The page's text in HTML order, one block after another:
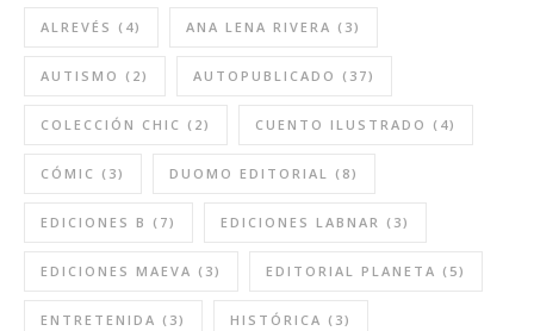
ALREVÉS (4) ANA LENA RIVERA (3)
AUTISMO (2) AUTOPUBLICADO (37)
COLECCIÓN CHIC (2) CUENTO ILUSTRADO (4)
CÓMIC (3) DUOMO EDITORIAL (8)
EDICIONES B (7) EDICIONES LABNAR (3)
EDICIONES MAEVA (3) EDITORIAL PLANETA (5)
ENTRETENIDA (3) HISTÓRICA (3)